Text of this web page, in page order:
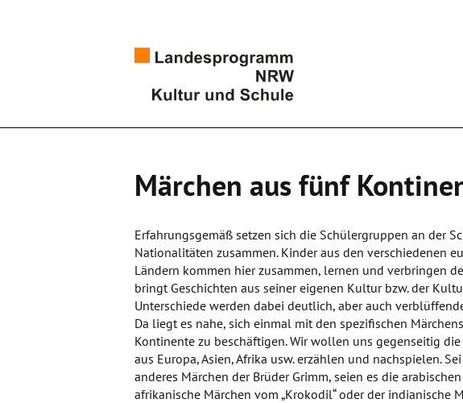
Märchen aus fünf
Erfahrungsgemäß setzen sich die Schülergruppen an der
Nationalitäten zusammen. Kinder aus den verschiedenen
Ländern kommen hier zusammen, lernen und verbringen
bringt Geschichten aus seiner eigenen Kultur bzw. der
Unterschiede werden dabei deutlich, aber auch
Da liegt es nahe, sich einmal mit den spezifischen
Kontinente zu beschäftigen. Wir wollen uns gegenseitig
aus Europa, Asien, Afrika usw. erzählen und nachspielen.
anderes Märchen der Brüder Grimm, seien es die
afrikanische Märchen vom „Krokodil“ oder der indianische